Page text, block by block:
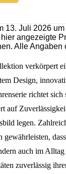
13. Juli 2026
angezeigte
Alle Angaben
verkörpert
Design,
richtet sich
auf
legen.
gewährleisten,
auch im
zuverlässig